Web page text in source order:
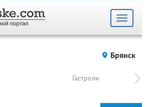
Toggle
Брянск
Гастроли